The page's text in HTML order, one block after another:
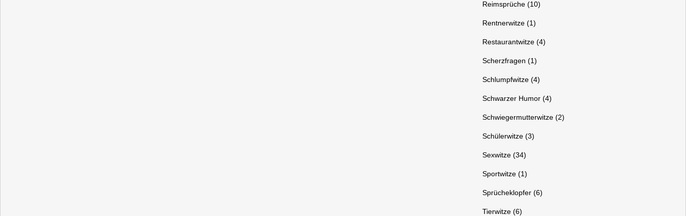
Reimsprüche (10)
Rentnerwitze (1)
Restaurantwitze (4)
Scherzfragen (1)
Schlumpfwitze (4)
Schwarzer Humor (4)
Schwiegermutterwitze (2)
Schülerwitze (3)
Sexwitze (34)
Sportwitze (1)
Sprücheklopfer (6)
Tierwitze (6)